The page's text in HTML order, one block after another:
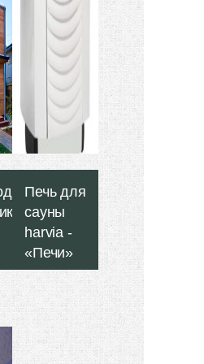
Печь для
сауны
harvia -
«Печи»
Большинство
производителей